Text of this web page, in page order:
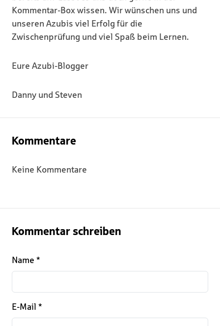
Kommentar-Box wissen. Wir wünschen uns und
unseren Azubis viel Erfolg für die
Zwischenprüfung und viel Spaß beim Lernen.
Eure Azubi-Blogger
Danny und Steven
Kommentare
Keine Kommentare
Kommentar schreiben
Name *
E-Mail *